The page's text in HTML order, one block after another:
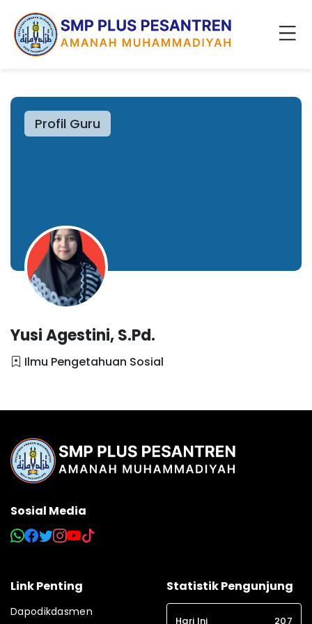
Profil Guru
Yusi Agestini, S.Pd.
Ilmu Pengetahuan Sosial
Sosial Media
Link Penting
Dapodikdasmen
Statistik Pengunjung
Hari Ini 207